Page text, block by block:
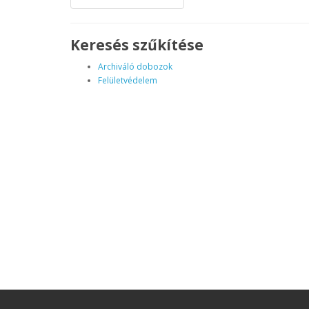
Keresés szűkítése
Archiváló dobozok
Felületvédelem